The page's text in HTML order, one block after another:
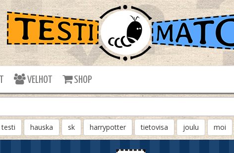
VELHOT SHOP
testi hauska sk harrypotter tietovisa joulu moi